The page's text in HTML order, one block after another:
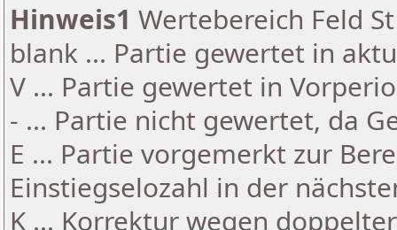
Hinweis1 Wertebereich Feld
blank ... Partie gewertet in
V ... Partie gewertet in
- ... Partie nicht gewertet, da
E ... Partie vorgemerkt zur
Einstiegselozahl in der
K ... Korrektur wegen